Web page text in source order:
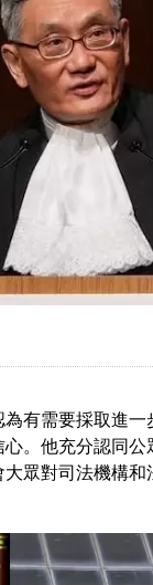
有需要採取進
。他充分認同
眾對司法機構